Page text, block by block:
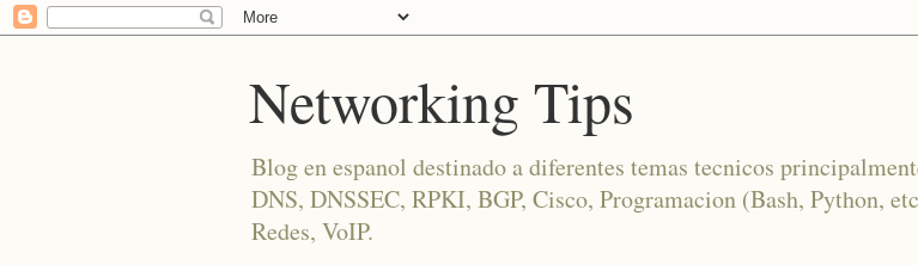
Networking Tips
Blog en espanol destinado a diferentes temas tecnicos
DNS, DNSSEC, RPKI, BGP, Cisco, Programacion (Bash, Python,
Redes, VoIP.